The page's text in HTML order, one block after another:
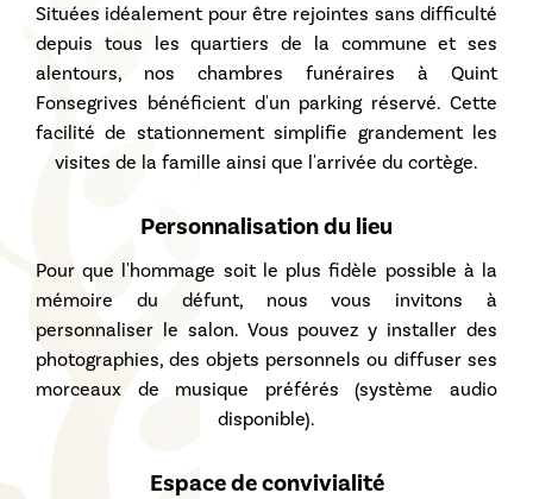
Situées idéalement pour être rejointes sans difficulté
depuis tous les quartiers de la commune et ses
alentours, noschambres funéraires à Quint
Fonsegrives bénéficient d'un parking réservé. Cette
facilité de stationnement simplifie grandement les
visites de la famille ainsi que l'arrivée du cortège.
Personnalisation du lieu
Pour que l'hommage soit le plus fidèle possible à la
mémoire du défunt, nous vous invitons à
personnaliser le salon. Vous pouvez y installer des
photographies, des objets personnels ou diffuser ses
morceaux de musique préférés (système audio
disponible).
Espace de convivialité